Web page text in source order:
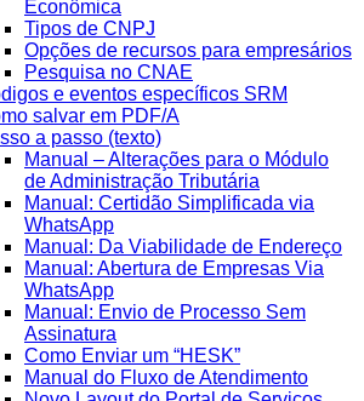
Econômica
Tipos de CNPJ
Opções de recursos para empresários
Pesquisa no CNAE
e eventos específicos SRM
salvar em PDF/A
a passo (texto)
Manual – Alterações para o Módulo
de Administração Tributária
Manual: Certidão Simplificada via
WhatsApp
Manual: Da Viabilidade de Endereço
Manual: Abertura de Empresas Via
WhatsApp
Manual: Envio de Processo Sem
Assinatura
Como Enviar um “HESK”
Manual do Fluxo de Atendimento